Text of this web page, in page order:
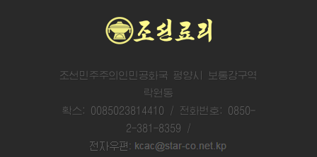
조선민주주의인민공화국 평양시 보통강구역
락원동
확스: 0085023814410 / 전화번호: 0850-
2-381-8359 /